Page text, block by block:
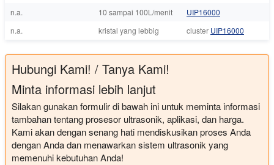
n.a.
10 sampai 100L/menit
UIP16000
n.a.
kristal yang lebbig cluster UIP16000
Hubungi Kami! / Tanya Kami!
Minta informasi lebih lanjut
Silakan gunakan formulir di bawah ini untuk meminta informasi
tambahan tentang prosesor ultrasonik, aplikasi, dan harga.
Kami akan dengan senang hati mendiskusikan proses Anda
dengan Anda dan menawarkan sistem ultrasonik yang
memenuhi kebutuhan Anda!